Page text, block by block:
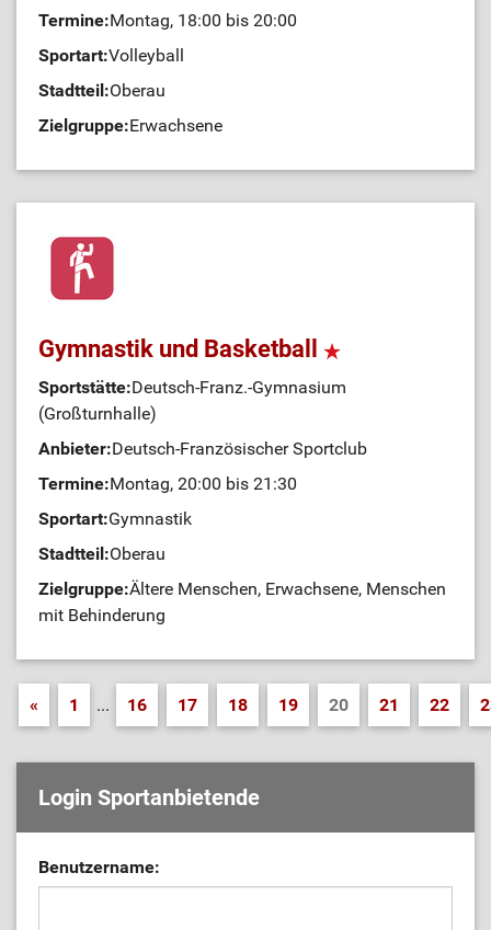
Termine:Montag, 18:00 bis 20:00
Sportart:Volleyball
Stadtteil:Oberau
Zielgruppe:Erwachsene
Gymnastik und Basketball
Sportstätte:Deutsch-Franz.-Gymnasium
(Großturnhalle)
Anbieter:Deutsch-Französischer Sportclub
Termine:Montag, 20:00 bis 21:30
Sportart:Gymnastik
Stadtteil:Oberau
Zielgruppe:Ältere Menschen, Erwachsene, Menschen
mit Behinderung
« 1 ... 16 17 18 19 20 21 22
Login Sportanbietende
Benutzername: